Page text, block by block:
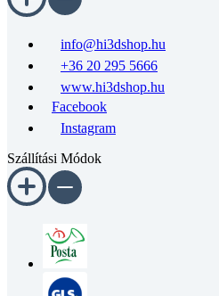
info@hi3dshop.hu
+36 20 295 5666
www.hi3dshop.hu
Facebook
Instagram
Szállítási Módok